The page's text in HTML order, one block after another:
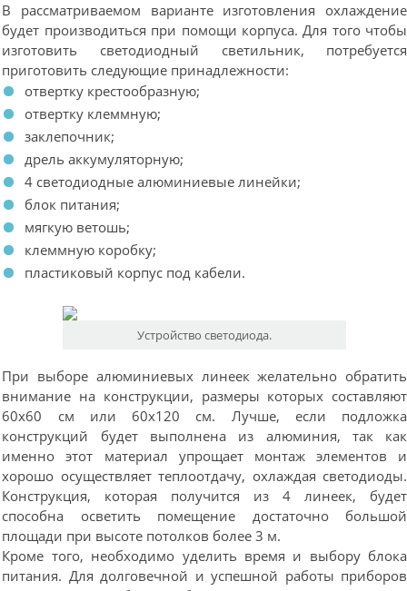
В рассматриваемом варианте изготовления охлаждение
будет производиться при помощи корпуса. Для того чтобы
изготовить светодиодный светильник, потребуется
приготовить следующие принадлежности:
отвертку крестообразную;
отвертку клеммную;
заклепочник;
дрель аккумуляторную;
4 светодиодные алюминиевые линейки;
блок питания;
мягкую ветошь;
клеммную коробку;
пластиковый корпус под кабели.
Устройство светодиода.
При выборе алюминиевых линеек желательно обратить
внимание на конструкции, размеры которых составляют
60х60 см или 60х120 см. Лучше, если подложка
конструкций будет выполнена из алюминия, так как
именно этот материал упрощает монтаж элементов и
хорошо осуществляет теплоотдачу, охлаждая светодиоды.
Конструкция, которая получится из 4 линеек, будет
способна осветить помещение достаточно большой
площади при высоте потолков более 3 м.
Кроме того, необходимо уделить время и выбору блока
питания. Для долговечной и успешной работы приборов